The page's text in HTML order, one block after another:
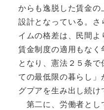
からも逸脱した賃金
設計となっている。
イムの格差は、民間
賃金制度の適用もな
となり、憲法２５条
ての最低限の暮らし
グプアを生み出し続け
第二に、労働者とし